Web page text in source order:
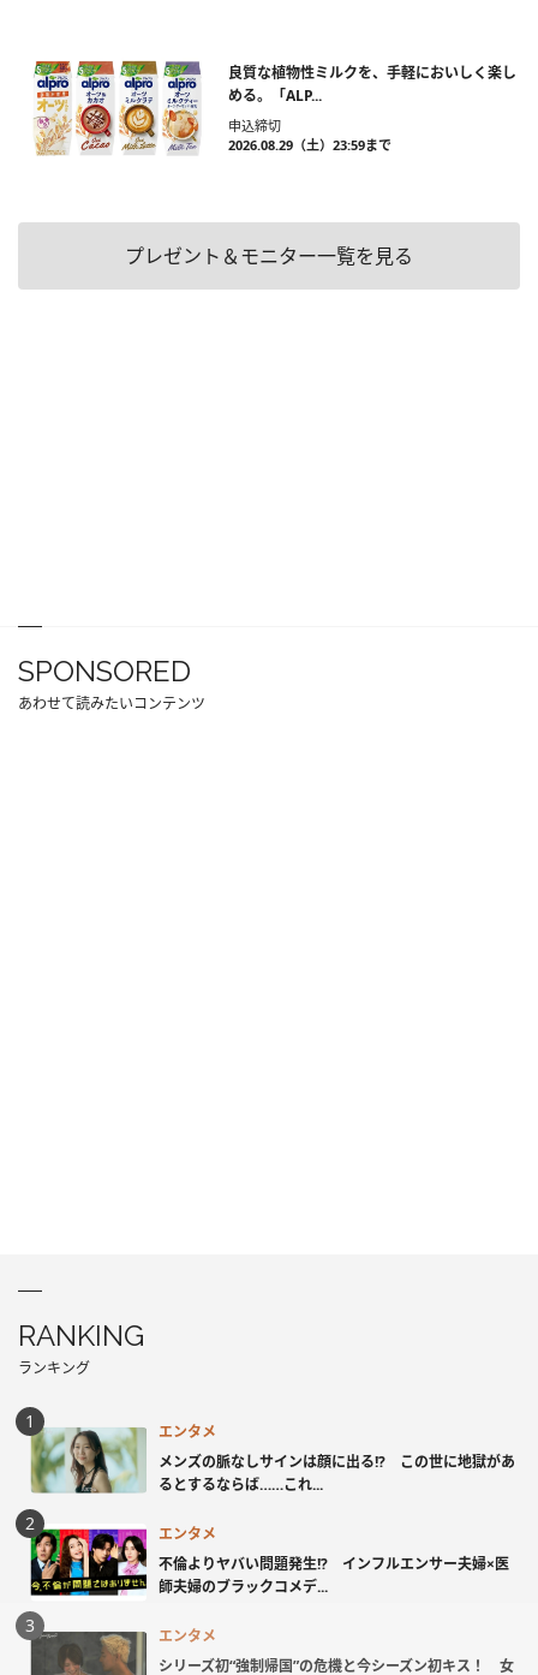
良質な植物性ミルクを、手軽においしく楽し
める。「ALP...
申込締切
2026.08.29（土）23:59まで
プレゼント＆モニター一覧を見る
SPONSORED
あわせて読みたいコンテンツ
RANKING
ランキング
エンタメ
メンズの脈なしサインは顔に出る!? この世に地獄があ
るとするならば……これ...
エンタメ
不倫よりヤバい問題発生!? インフルエンサー夫婦×医
師夫婦のブラックコメデ...
エンタメ
シリーズ初“強制帰国”の危機と今シーズン初キス！ 女